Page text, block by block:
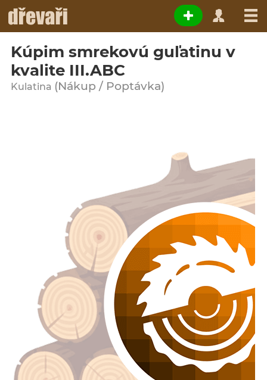
Kúpim smrekovú guľatinu v
kvalite III.ABC
Kulatina (Nákup / Poptávka)